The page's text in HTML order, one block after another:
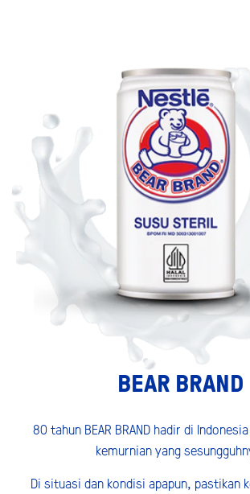
BEAR BRAND
80 tahun BEAR BRAND hadir di
kemurnian yang
Di situasi dan kondisi apapun, pastikan